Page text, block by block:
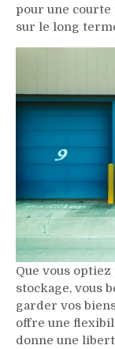
pour une
sur le long
Que vous
stockage, vous
garder vos
offre une
donne une